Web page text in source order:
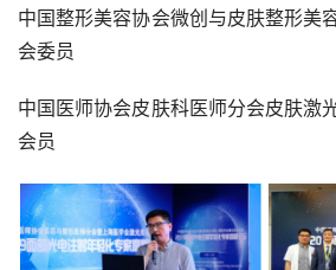
中国整形美容协会微创与皮肤整形美
会委员
中国医师协会皮肤科医师分会皮肤激
会员